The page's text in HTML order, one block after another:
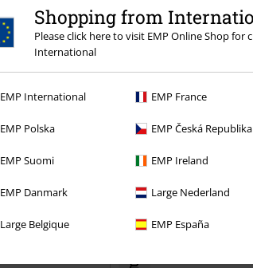
Shopping from
Please click here to visit EMP Online Shop for
International
EMP International EMP France
EMP Polska EMP Česká Republika
EMP Suomi EMP Ireland
EMP Danmark Large Nederland
Large Belgique EMP España
-46%
Adviesprijs€ 29,99
Dress Double-Pack